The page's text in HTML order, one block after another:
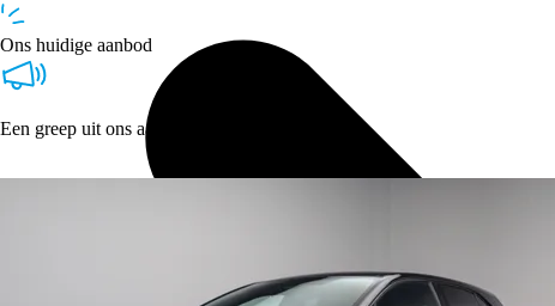
Ons huidige aanbod
Een greep uit ons aanbod